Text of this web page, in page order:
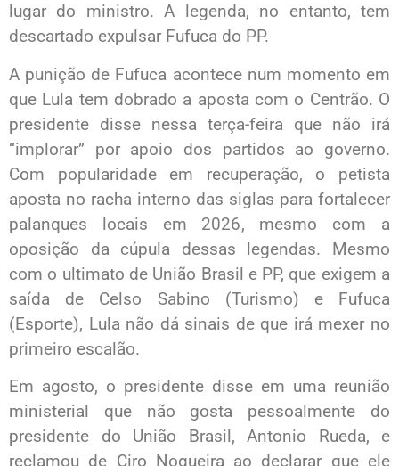
lugar do ministro. A legenda, no entanto, tem
descartado expulsar Fufuca do PP.
A punição de Fufuca acontece num momento em
que Lula tem dobrado a aposta com o Centrão. O
presidente disse nessa terça-feira que não irá
“implorar” por apoio dos partidos ao governo.
Com popularidade em recuperação, o petista
aposta no racha interno das siglas para fortalecer
palanques locais em 2026, mesmo com a
oposição da cúpula dessas legendas. Mesmo
com o ultimato de União Brasil e PP, que exigem a
saída de Celso Sabino (Turismo) e Fufuca
(Esporte), Lula não dá sinais de que irá mexer no
primeiro escalão.
Em agosto, o presidente disse em uma reunião
ministerial que não gosta pessoalmente do
presidente do União Brasil, Antonio Rueda, e
reclamou de Ciro Nogueira ao declarar que ele